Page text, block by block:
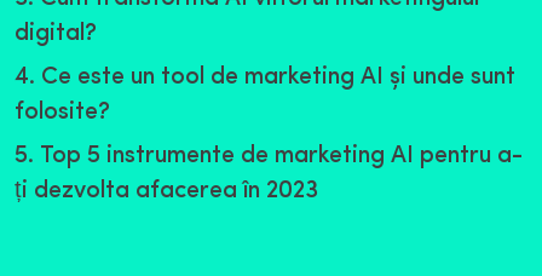
digital?
4. Ce este un tool de marketing AI și unde sunt
folosite?
5. Top 5 instrumente de marketing AI pentru a-
ți dezvolta afacerea în 2023